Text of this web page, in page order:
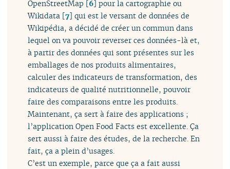
OpenStreetMap [6] pour la cartographie ou
Wikidata [7] qui est le versant de données de
Wikipédia, a décidé de créer un commun dans
lequel on va pouvoir reverser ces données-là et,
à partir des données qui sont présentes sur les
emballages de nos produits alimentaires,
calculer des indicateurs de transformation, des
indicateurs de qualité nutritionnelle, pouvoir
faire des comparaisons entre les produits.
Maintenant, ça sert à faire des applications ;
l’application Open Food Facts est excellente. Ça
sert aussi à faire des études, de la recherche. En
fait, ça a plein d’usages.
C’est un exemple, parce que ça a fait aussi